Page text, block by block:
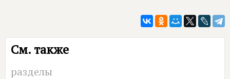
См. также
разделы